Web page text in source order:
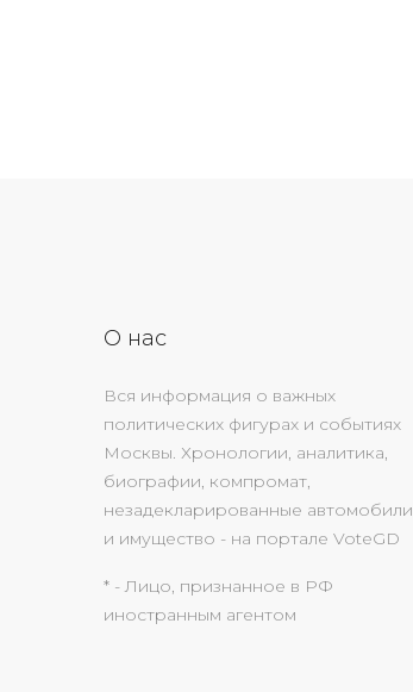
О нас
Вся информация о важных
политических фигурах и событиях
Москвы. Хронологии, аналитика,
биографии, компромат,
незадекларированные автомобили
и имущество - на портале VoteGD
* - Лицо, признанное в РФ
иностранным агентом